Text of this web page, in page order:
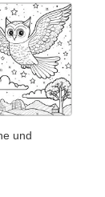
und